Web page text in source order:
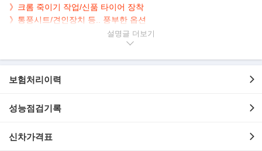
》
크롬 죽이기 작업/신품 타이어 장착
》통풍시트/견인장치 등.. 풍부한 옵션
》버스 전용 차선 이용 가능한 차량임을 강조
- 무사고 운행
- 세련된 블랙 바디컬러
- 버스 전용 이용 가능한 차량
설명글
보험처리이력
성능점검기록
신차가격표